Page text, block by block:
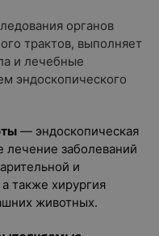
органов
трактов, выполняет
и лечебные
эндоскопического
— эндоскопическая
лечение заболеваний
и
также хирургия
животных.